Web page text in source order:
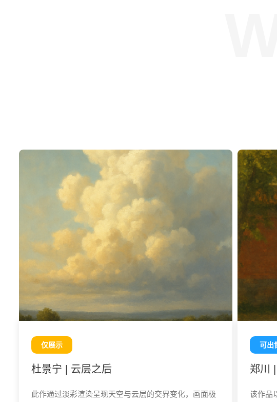
仅展示
杜景宁 | 云层之后
此作通过淡彩渲染呈现天空与云层的交界变化，画面极
可出
该作品